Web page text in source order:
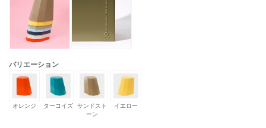
バリエーション
オレンジ ターコイズ サンドスト
ーン
イエロー